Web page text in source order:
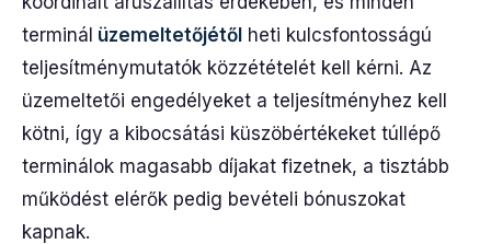
terminál üzemeltetőjétől heti kulcsfontosságú
teljesítménymutatók közzétételét kell kérni. Az
üzemeltetői engedélyeket a teljesítményhez kell
kötni, így a kibocsátási küszöbértékeket túllépő
terminálok magasabb díjakat fizetnek, a tisztább
működést elérők pedig bevételi bónuszokat
kapnak.